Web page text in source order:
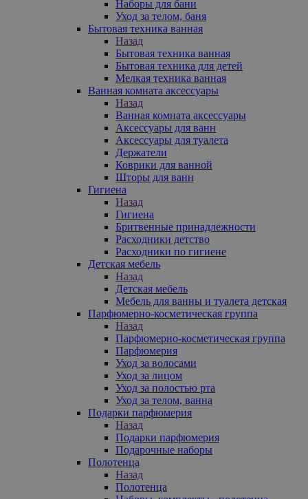
Наборы для бани
Уход за телом, баня
Бытовая техника ванная
Назад
Бытовая техника ванная
Бытовая техника для детей
Мелкая техника ванная
Ванная комната аксессуары
Назад
Ванная комната аксессуары
Аксессуары для ванн
Аксессуары для туалета
Держатели
Коврики для ванной
Шторы для ванн
Гигиена
Назад
Гигиена
Бритвенные принадлежности
Расходники детство
Расходники по гигиене
Детская мебель
Назад
Детская мебель
Мебель для ванны и туалета детская
Парфюмерно-косметическая группа
Назад
Парфюмерно-косметическая группа
Парфюмерия
Уход за волосами
Уход за лицом
Уход за полостью рта
Уход за телом, ванна
Подарки парфюмерия
Назад
Подарки парфюмерия
Подарочные наборы
Полотенца
Назад
Полотенца